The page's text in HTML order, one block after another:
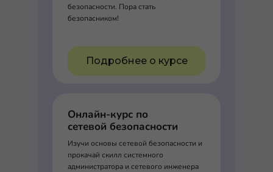
безопасности. Пора стать
безопасником!
Подробнее о курсе
Онлайн-курс по
сетевой безопасности
Изучи основы сетевой безопасности и
прокачай скилл системного
администратора и сетевого инженера